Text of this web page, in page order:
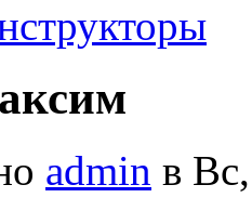
admin в